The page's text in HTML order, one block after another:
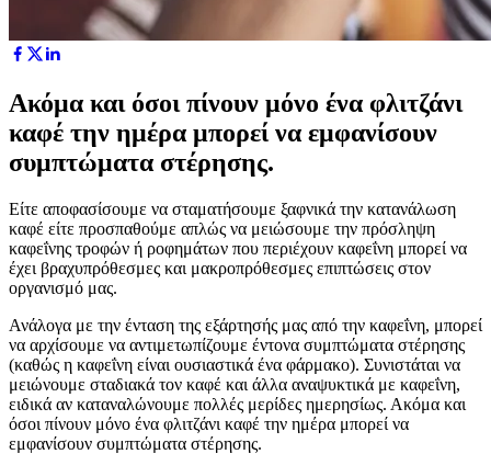
Ακόμα και όσοι πίνουν μόνο ένα φλιτζάνι
καφέ την ημέρα μπορεί να εμφανίσουν
συμπτώματα στέρησης.
Είτε αποφασίσουμε να σταματήσουμε ξαφνικά την κατανάλωση
καφέ είτε προσπαθούμε απλώς να μειώσουμε την πρόσληψη
καφεΐνης τροφών ή ροφημάτων που περιέχουν καφεΐνη μπορεί να
έχει βραχυπρόθεσμες και μακροπρόθεσμες επιπτώσεις στον
οργανισμό μας.
Ανάλογα με την ένταση της εξάρτησής μας από την καφεΐνη, μπορεί
να αρχίσουμε να αντιμετωπίζουμε έντονα συμπτώματα στέρησης
(καθώς η καφεΐνη είναι ουσιαστικά ένα φάρμακο). Συνιστάται να
μειώνουμε σταδιακά τον καφέ και άλλα αναψυκτικά με καφεΐνη,
ειδικά αν καταναλώνουμε πολλές μερίδες ημερησίως. Ακόμα και
όσοι πίνουν μόνο ένα φλιτζάνι καφέ την ημέρα μπορεί να
εμφανίσουν συμπτώματα στέρησης.